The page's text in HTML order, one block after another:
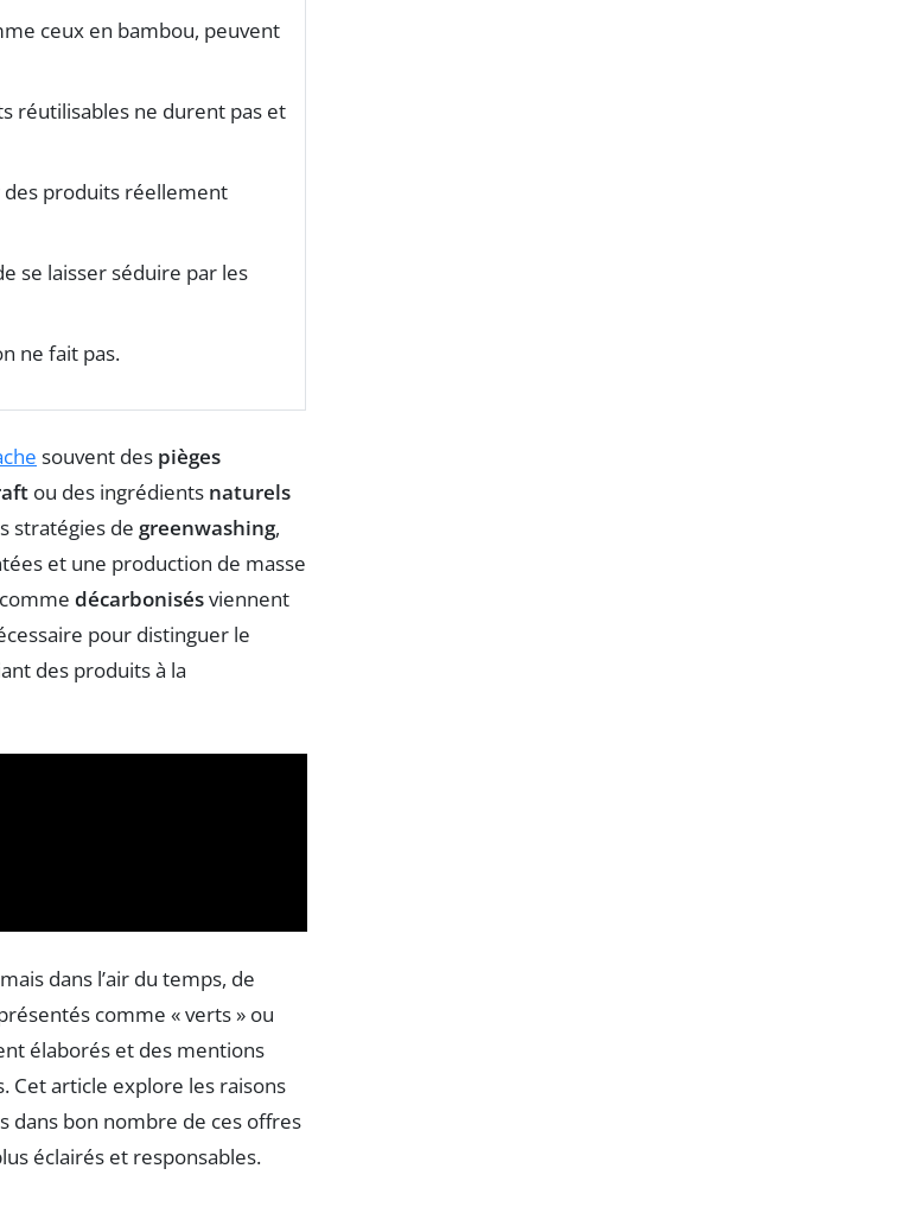
ceux en bambou, peuvent
réutilisables ne durent pas et
produits réellement
se laisser séduire par les
ne fait pas.
souvent des pièges
ou des ingrédients naturels
stratégies de greenwashing,
et une production de masse
décarbonisésviennent
pour distinguer le
des produits à la
dans l’air du temps, de
comme « verts » ou
élaborés et des mentions
Cet article explore les raisons
dans bon nombre de ces offres
éclairés et responsables.